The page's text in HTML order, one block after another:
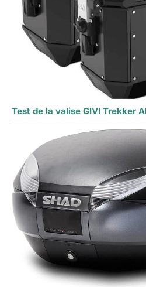
Test de la valise GIVI Trekker